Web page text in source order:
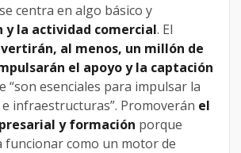
centra en algo básico y
y la actividad comercial. El
al menos, un millón de
el apoyo y la captación
“son esenciales para impulsar la
infraestructuras”. Promoverán el
y formación porque
funcionar como un motor de